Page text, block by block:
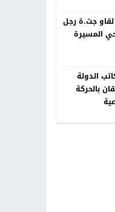
لقاو جث.ة رجل
المسيرة
الدولة
بالحركة